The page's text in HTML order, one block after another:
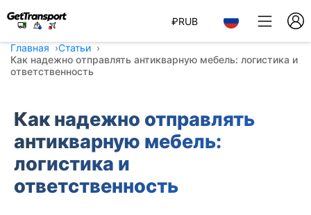
₽RUB
Главная
Статьи
Как надежно отправлять антикварную мебель: логистика и
ответственность
Как надежно отправлять
антикварную мебель:
логистика и
ответственность